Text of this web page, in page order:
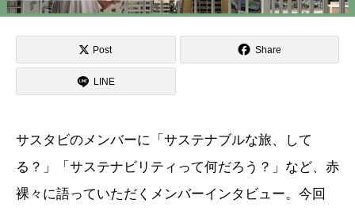
Post Share
LINE
サスタビのメンバーに「サステナブルな旅、して
る？」「サステナビリティって何だろう？」など、赤
裸々に語っていただくメンバーインタビュー。今回